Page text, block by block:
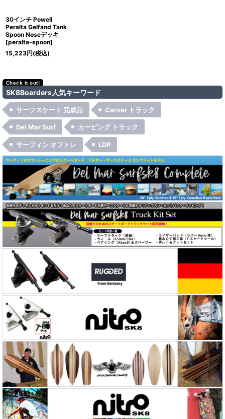
30インチ Powell
Peralta Gelfand Tank
Spoon Noseデッキ
[peralta-spoon]
15,223円(税込)
SK8Boarders人気キーワード
サーフスケート 完成品 Carver トラック
Del Mar Surf カービング トラック
サーフィン オフトレ LDP